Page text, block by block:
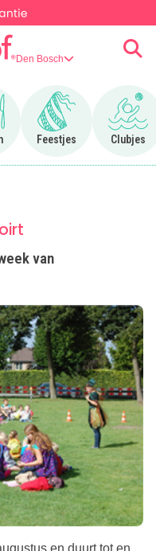
Den Bosch
naar Uit eten
Feestjes
Ga naar Feestjes
Clubjes
Ga
van